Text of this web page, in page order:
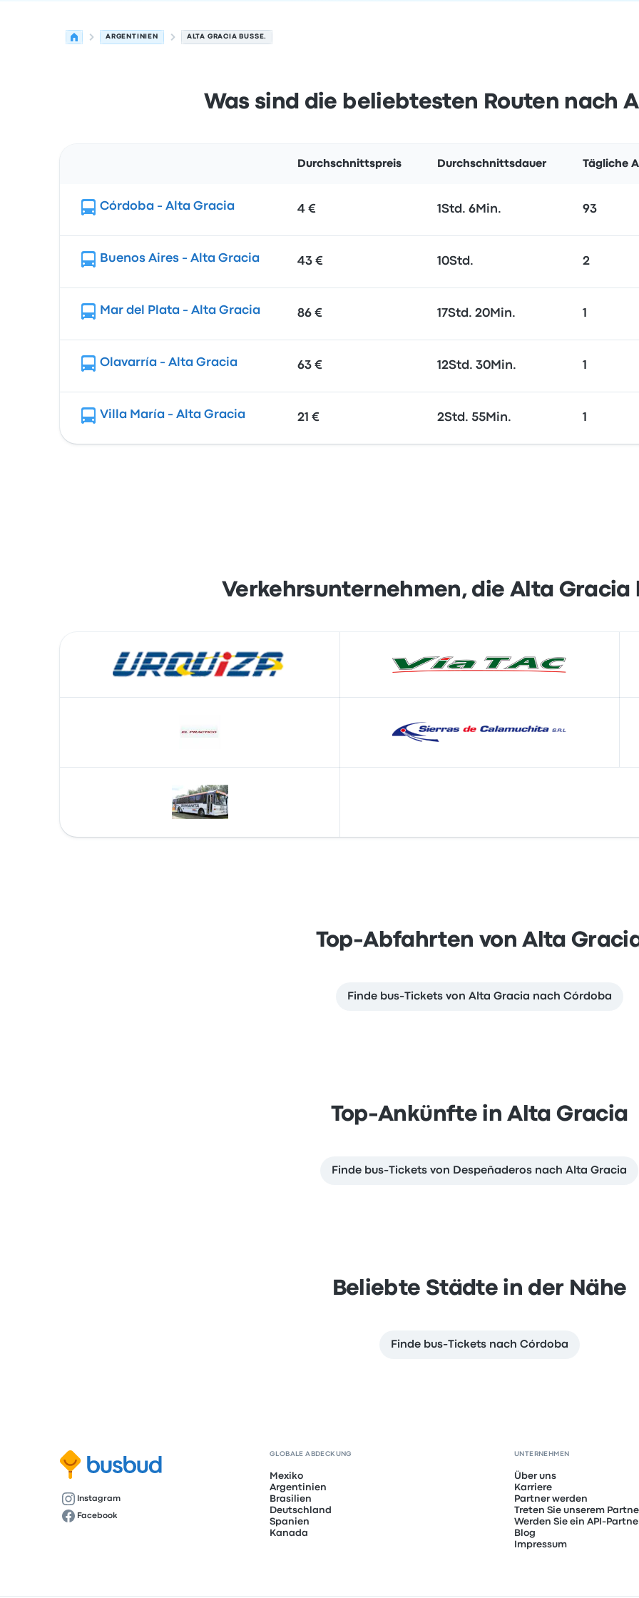
ARGENTINIEN ALTA GRACIA BUSSE.
Was sind die beliebtesten Routen nach
Durchschnittspreis Durchschnittsdauer Tägliche
Córdoba - Alta Gracia 4 € 1Std. 6Min. 93
Buenos Aires - Alta Gracia 43 € 10Std. 2
Mar del Plata - Alta Gracia 86 € 17Std. 20Min. 1
Olavarría - Alta Gracia 63 € 12Std. 30Min. 1
Villa María - Alta Gracia 21 € 2Std. 55Min. 1
Verkehrsunternehmen, die Alta Gracia
Top-Abfahrten von Alta
Finde bus-Tickets von Alta Gracia nach Córdoba
Top-Ankünfte in Alta Gracia
Finde bus-Tickets von Despeñaderos nach Alta Gracia
Beliebte Städte in der Nähe
Finde bus-Tickets nach Córdoba
Instagram
Facebook
GLOBALE ABDECKUNG
Mexiko
Argentinien
Brasilien
Deutschland
Spanien
Kanada
UNTERNEHMEN
Über uns
Karriere
Partner werden
Treten Sie unserem
Werden Sie ein API-
Blog
Impressum